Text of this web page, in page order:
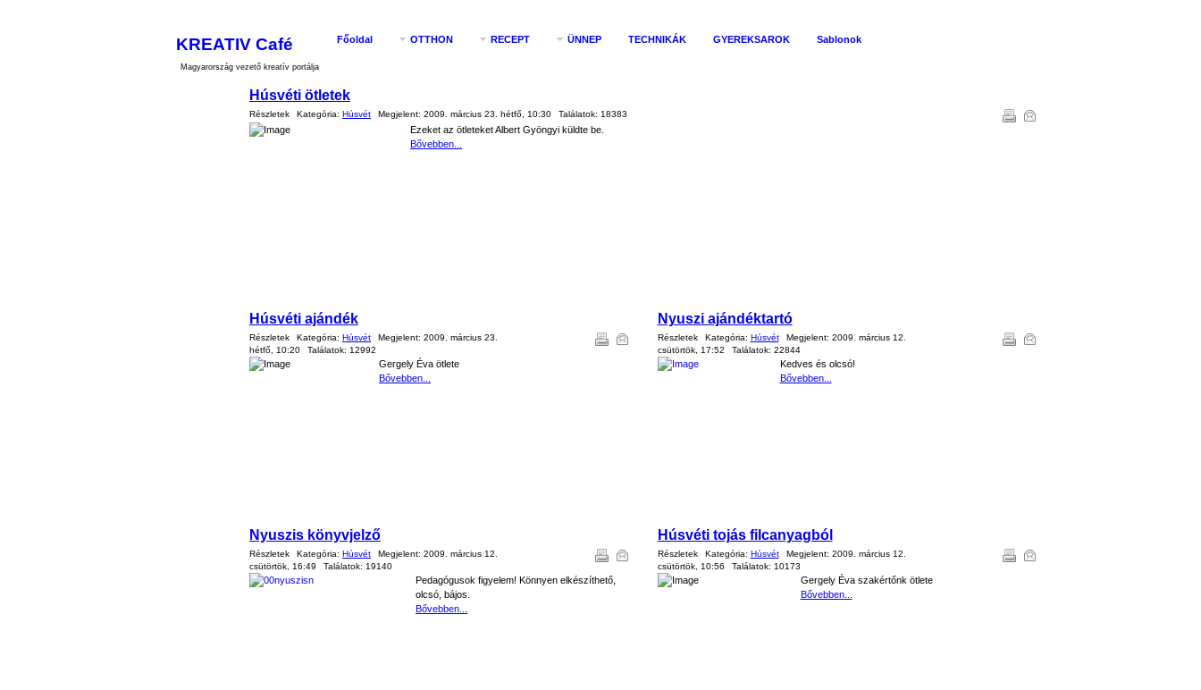
KREATIV Café
Magyarország vezető kreatív portálja
Főoldal OTTHON RECEPT ÜNNEP TECHNIKÁK GYEREKSAROK Sablonok
Húsvéti ötletek
Részletek Kategória: Húsvét Megjelent: 2009. március 23. hétfő, 10:30 Találatok: 18383
Ezeket az ötleteket Albert Gyöngyi küldte be.
Bővebben...
Húsvéti ajándék
Részletek Kategória: Húsvét Megjelent: 2009. március 23.
hétfő, 10:20
Találatok: 12992
Gergely Éva ötlete
Bővebben...
Nyuszi ajándéktartó
Részletek Kategória: Húsvét Megjelent: 2009. március 12.
csütörtök, 17:52
Találatok: 22844
Kedves és olcsó!
Bővebben...
Nyuszis könyvjelző
Részletek Kategória: Húsvét Megjelent: 2009. március 12.
csütörtök, 16:49
Találatok: 19140
Pedagógusok figyelem! Könnyen elkészíthető,
olcsó, bájos.
Bővebben...
Húsvéti tojás filcanyagból
Részletek Kategória: Húsvét Megjelent: 2009. március 12.
csütörtök, 10:56
Találatok: 10173
Gergely Éva szakértőnk ötlete
Bővebben...